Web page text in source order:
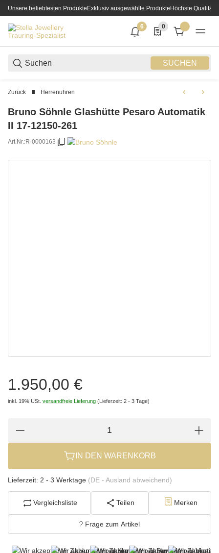
Unsere beliebtesten ProdukteExklusiv ausgewählte ProdukteHöchste Qualität
SUCHEN
6
6 neue Notifizierungen
0
0 Produkte in der
Zurück Herrenuhren
Bruno Söhnle Glashütte Pesaro Automatik
II 17-12150-261
Art.Nr.:R-0000163
1.950,00 €
inkl. 19% USt. versandfreie Lieferung (Lieferzeit: 2 - 3 Tage)
IN DEN WARENKORB
Lieferzeit: 2 - 3 Werktage (DE - Ausland abweichend)
Vergleichsliste Teilen Merken
Frage zum Artikel